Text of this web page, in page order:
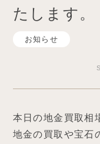
たします。
お知らせ
本日の地金買取相
地金の買取や宝石